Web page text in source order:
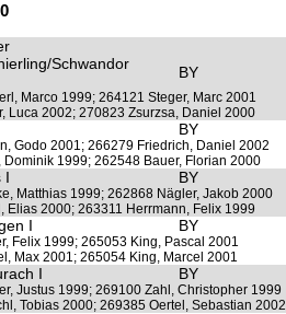
Schwandor
BY
Marco 1999; 264121 Steger, Marc 2001
Luca 2002; 270823 Zsurzsa, Daniel 2000
BY
Godo 2001; 266279 Friedrich, Daniel 2002
Dominik 1999; 262548 Bauer, Florian 2000
I BY
Matthias 1999; 262868 Nägler, Jakob 2000
Elias 2000; 263311 Herrmann, Felix 1999
I BY
Felix 1999; 265053 King, Pascal 2001
Max 2001; 265054 King, Marcel 2001
I BY
Justus 1999; 269100 Zahl, Christopher 1999
Tobias 2000; 269385 Oertel, Sebastian 2002